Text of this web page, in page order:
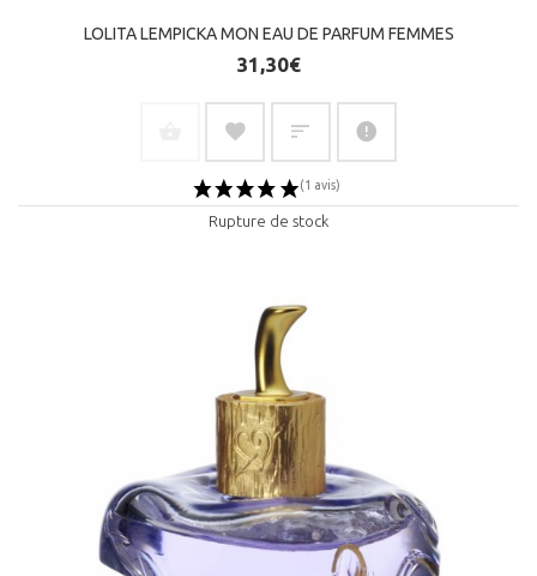
LOLITA LEMPICKA MON EAU DE PARFUM FEMMES
31,30€
Rupture de stock